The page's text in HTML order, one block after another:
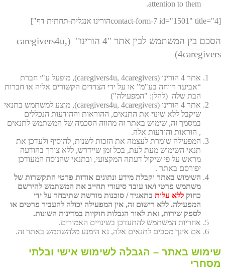
attention to them.
[contact-form-7 id="1501" title="4הורינו אנגלית-תחתית דף"]
הסכם בין המשתמש לבין אתר "4 הורינו" (caregivers4u,
4caregivers)
אתר 4 הורינו (caregivers4u, 4caregivers), מופעל ע"י חברת
“אביעד רווחה בע"מ” או על ידי הצדדים הקשורים אליה או חברות
הבת שלה (להלן: "המפעילה")
אתר 4 הורינו (caregivers4u, 4caregivers), מוצע למשתמש בתנאי
שיקבל ללא שינוי את התנאים, ההוראות וההודעות הנכללים
במסמך זה, שימוש באתר זה מהווה הסכמה של המשתמש לתנאים
, הוראות והודעות אלה.
המפעילה שומרת לעצמה את הזכות לשנות, להוסיף ולעדכן את
תנאי השימוש מעת לעת, בכל זמן שיידרש, ללא צורך בהודעה
מראש על פי שיקול דעתה המקצועי, ובתנאי שהנוסח המעודכן
יפורסם באתר .
השימוש באתר וקבלת מידע ונתונים אודות פרטי התקשרות של
משתמש פרטי ו/או עובד סיעודי תחייב את המשתמש להירשם
כחוק ללא עלות בתאגיד / סוכנות מורשת שתיבחר על ידי
המפעילה. ללא רישום זה, אין המפעילה יכולה להעביר פרטים או
לספק שירות, זאת לאור הגבלות חוקיות במדינות השונות.
אחריות המשתמש להתעדכן בשינויים האמורים.
אם אינך מסכים לתנאים אלה, נא הימנע מלהשתמש באתר זה.
שימוש באתר – הגבלה לשימוש אישי ובלתי
מסחרי